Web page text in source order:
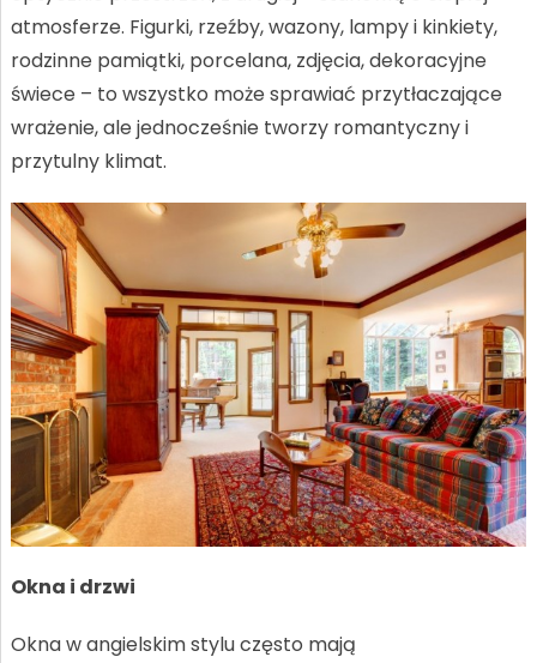
atmosferze. Figurki, rzeźby, wazony, lampy i kinkiety,
rodzinne pamiątki, porcelana, zdjęcia, dekoracyjne
świece – to wszystko może sprawiać przytłaczające
wrażenie, ale jednocześnie tworzy romantyczny i
przytulny klimat.
Okna i drzwi
Okna w angielskim stylu często mają